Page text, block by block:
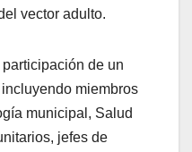
vector adulto.
de un
miembros
municipal, Salud
jefes de